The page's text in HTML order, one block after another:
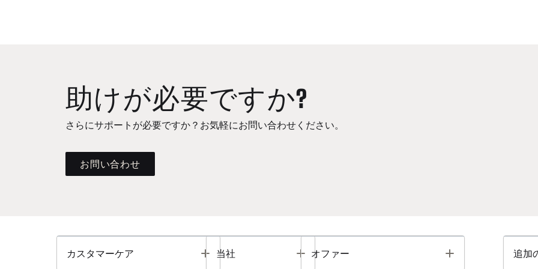
助けが必要ですか?
さらにサポートが必要ですか？お気軽にお問い合わせください。
お問い合わせ
カスタマーケア Toggle
当社 Toggle
オファー Toggle 追加